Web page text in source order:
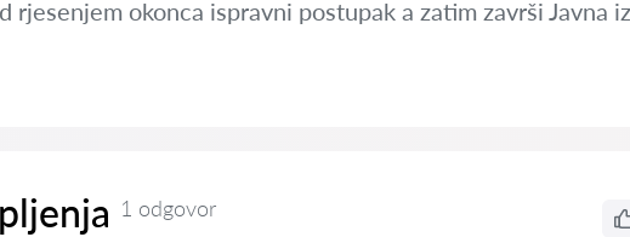
rjesenjem okonca ispravni postupak a zatim završi Javna
1 odgovor